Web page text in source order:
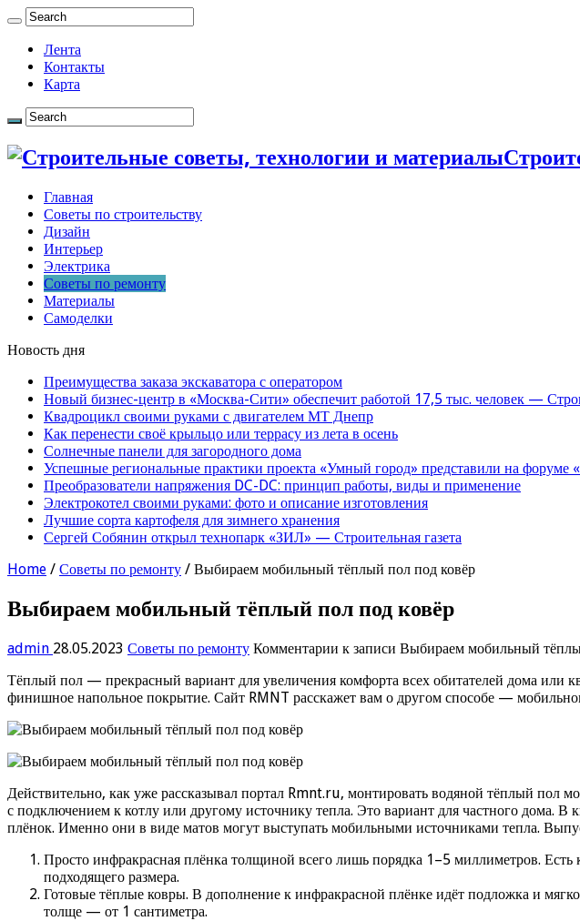
Лента
Контакты
Карта
Главная
Советы по строительству
Дизайн
Интерьер
Электрика
Советы по ремонту
Материалы
Самоделки
Новость дня
Преимущества заказа экскаватора с оператором
Новый бизнес-центр в «Москва-Сити» обеспечит работой 17,5 тыс. человек —
Квадроцикл своими руками с двигателем МТ Днепр
Как перенести своё крыльцо или террасу из лета в осень
Солнечные панели для загородного дома
Успешные региональные практики проекта «Умный город» представили на форуме
Преобразователи напряжения DC-DC: принцип работы, виды и применение
Электрокотел своими руками: фото и описание изготовления
Лучшие сорта картофеля для зимнего хранения
Сергей Собянин открыл технопарк «ЗИЛ» — Строительная газета
Home / Советы по ремонту / Выбираем мобильный тёплый пол под ковёр
Выбираем мобильный тёплый пол под ковёр
admin 28.05.2023 Советы по ремонту Комментарии к записи Выбираем мобильный
Тёплый пол — прекрасный вариант для увеличения комфорта всех обитателей дома или
финишное напольное покрытие. Сайт RMNT расскажет вам о другом способе —
Действительно, как уже рассказывал портал Rmnt.ru, монтировать водяной тёплый пол
с подключением к котлу или другому источнику тепла. Это вариант для частного дома.
плёнок. Именно они в виде матов могут выступать мобильными источниками тепла.
Просто инфракрасная плёнка толщиной всего лишь порядка 1–5 миллиметров.
подходящего размера.
Готовые тёплые ковры. В дополнение к инфракрасной плёнке идёт подложка и
толще — от 1 сантиметра.